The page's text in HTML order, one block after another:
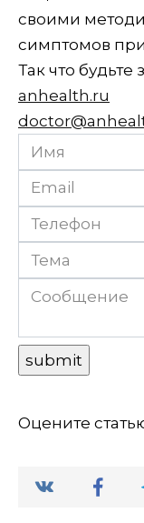
своими
симптомов
Так что
anhealth.ru
Оцените